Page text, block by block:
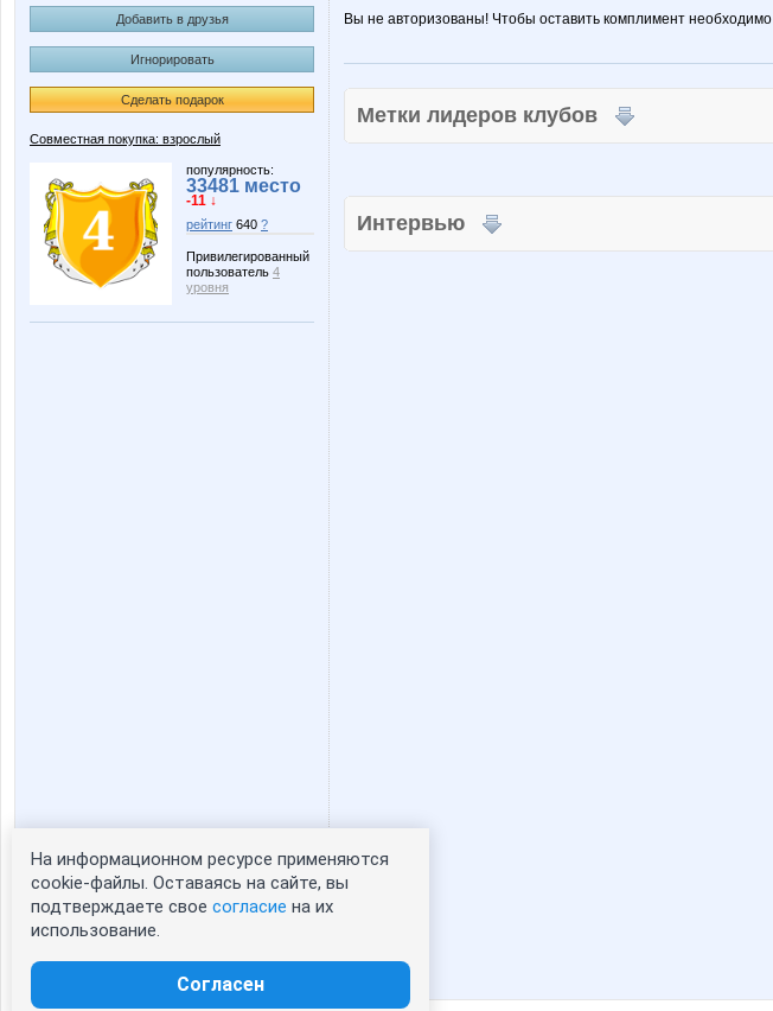
Добавить в друзья
Игнорировать
Сделать подарок
Совместная покупка: взрослый
популярность:
33481 место
-11 ↓
рейтинг 640 ?
Привилегированный
пользователь 4
уровня
Статистика портрета:
сейчас просматривают портрет - 0
зарегистрированные пользователи
Вы не авторизованы! Чтобы оставить комплимент необходимо
Метки лидеров клубов
Интервью
На информационном ресурсе применяются
cookie-файлы. Оставаясь на сайте, вы
подтверждаете свое согласие на их
использование.
Согласен